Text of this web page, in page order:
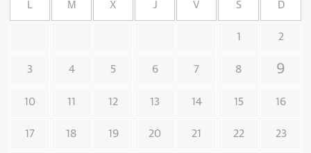
L M X J V S D
1 2
3 4 5 6 7 8 9
10 11 12 13 14 15 16
17 18 19 20 21 22 23